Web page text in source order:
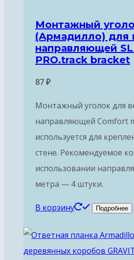
Монтажный
(Армадилло) для
направляющей
PRO.track bracket
87₽
Монтажный уголок для
направляющей Comfort
используется для
стене. Рекомендуемое
использовании
метра — 4 штуки.
В корзину Подробнее